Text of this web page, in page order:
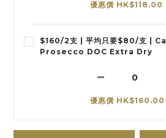
優惠價 HK$118.00
$160/2支 | 平均只要$80/支 |
Prosecco DOC Extra Dry
優惠價 HK$160.00